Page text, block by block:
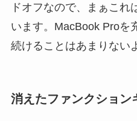
ドオフなので、まぁこれ
います。MacBook Proを
続けることはあまりない
消えたファンクション